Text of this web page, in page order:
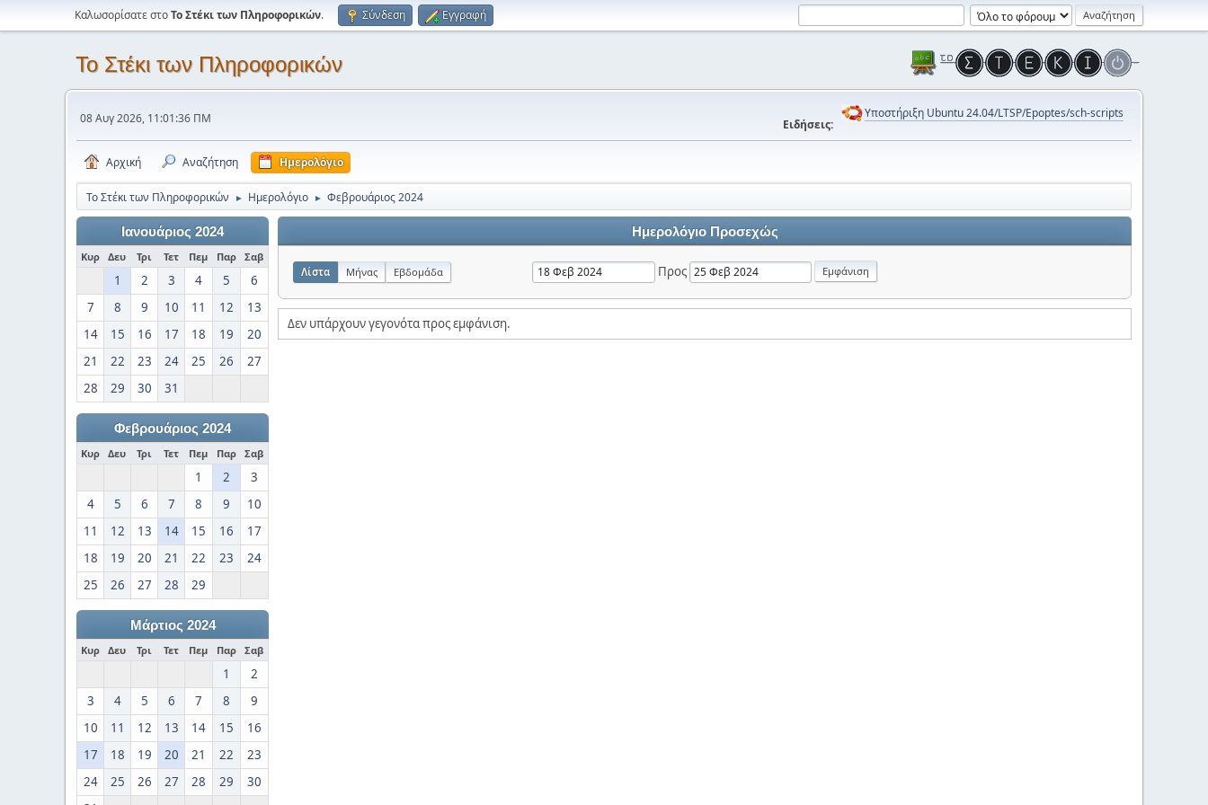
Καλωσορίσατε στοΤο Στέκι των Πληροφορικών. Σύνδεση Εγγραφή
Το Στέκι των Πληροφορικών
08 Αυγ 2026, 11:01:36 ΠΜ Ειδήσεις:
Υποστήριξη Ubuntu 24.04/LTSP/Epoptes/sch-scripts
Αρχική Αναζήτηση Ημερολόγιο
Το Στέκι των Πληροφορικών ► Ημερολόγιο ► Φεβρουάριος 2024
Ιανουάριος 2024
Κυρ Δευ Τρι Τετ Πεμ Παρ Σαβ
1 2 3 4 5
6
7
8 9 10 11 12
13
14
15 16 17 18 19
20
21
22 23 24 25 26
27
28
29 30 31
Φεβρουάριος 2024
Κυρ Δευ Τρι Τετ Πεμ Παρ Σαβ
1 2
3
4
5 6 7 8 9
10
11
12 13 14 15 16
17
18
19 20 21 22 23
24
25
26 27 28 29
Μάρτιος 2024
Κυρ Δευ Τρι Τετ Πεμ Παρ Σαβ
1
2
3
4 5 6 7 8
9
10
11 12 13 14 15
16
17
18 19 20 21 22
23
24
25 26 27 28 29
30
Ημερολόγιο Προσεχώς
Λίστα Μήνας Εβδομάδα Προς
Δεν υπάρχουν γεγονότα προς εμφάνιση.